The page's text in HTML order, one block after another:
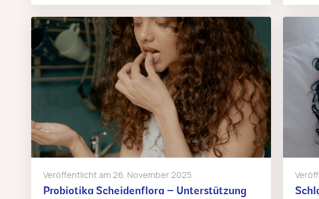
Veröffentlicht am 26. November 2025
Probiotika Scheidenflora – Unterstützung